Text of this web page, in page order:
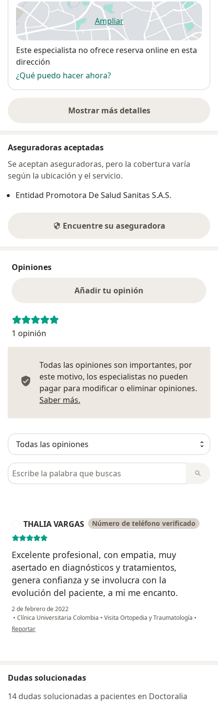
Ampliarse abre en una nueva
Disponibilidad
Este especialista no ofrece reserva online en esta
dirección
¿Qué puedo hacer ahora?
Mostrar más detalles
sobre la dirección
Aseguradoras aceptadas
Se aceptan aseguradoras, pero la cobertura varía
según la ubicación y el servicio.
Entidad Promotora De Salud Sanitas S.A.S.
Encuentre su aseguradora
Opiniones
Añadir tu opinión
1 opinión
Todas las opiniones son importantes, por
este motivo, los especialistas no pueden
pagar para modificar o eliminar opiniones.
Saber más.
Busca en opiniones
THALIA VARGAS Número de teléfono verificado
Excelente profesional, con empatia, muy
asertado en diagnósticos y tratamientos,
genera confianza y se involucra con la
evolución del paciente, a mi me encanto.
2 de febrero de 2022
• Clínica Universitaria Colombia • Visita Ortopedia y Traumatología •
en opinión del usuario THALIA VARGAS
Reportar
Dudas solucionadas
14 dudas solucionadas a pacientes en Doctoralia